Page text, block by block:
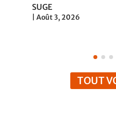
SUGE
Août 3, 2026
TOUT